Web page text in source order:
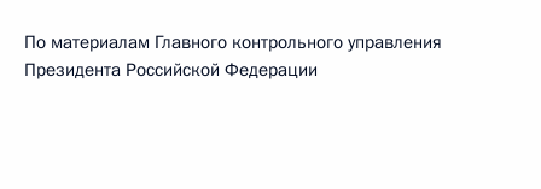
По материалам Главного контрольного управления
Президента Российской Федерации